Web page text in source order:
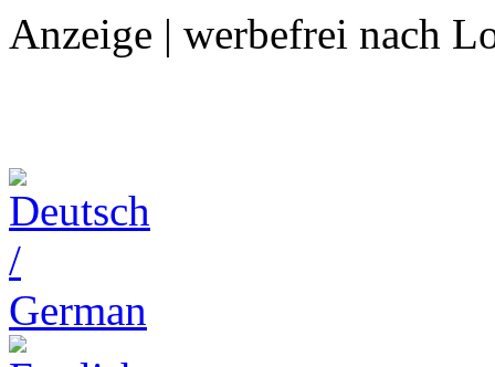
Anzeige | werbefrei nach